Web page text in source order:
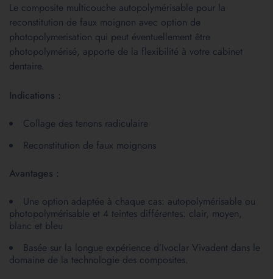
Le composite multicouche autopolymérisable pour la
reconstitution de faux moignon avec option de
photopolymerisation qui peut éventuellement être
photopolymérisé, apporte de la flexibilité à votre cabinet
dentaire.
Indications :
Collage des tenons radiculaire
Reconstitution de faux moignons
Avantages :
Une option adaptée à chaque cas: autopolymérisable ou
photopolymérisable et 4 teintes différentes: clair, moyen,
blanc et bleu
Basée sur la longue expérience d’Ivoclar Vivadent dans le
domaine de la technologie des composites.